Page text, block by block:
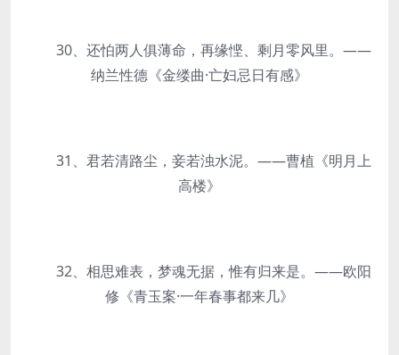
30、还怕两人俱薄命，再缘悭、剩月零风里。——
纳兰性德《金缕曲·亡妇忌日有感》
31、君若清路尘，妾若浊水泥。——曹植《明月上
高楼》
32、相思难表，梦魂无据，惟有归来是。——欧阳
修《青玉案·一年春事都来几》